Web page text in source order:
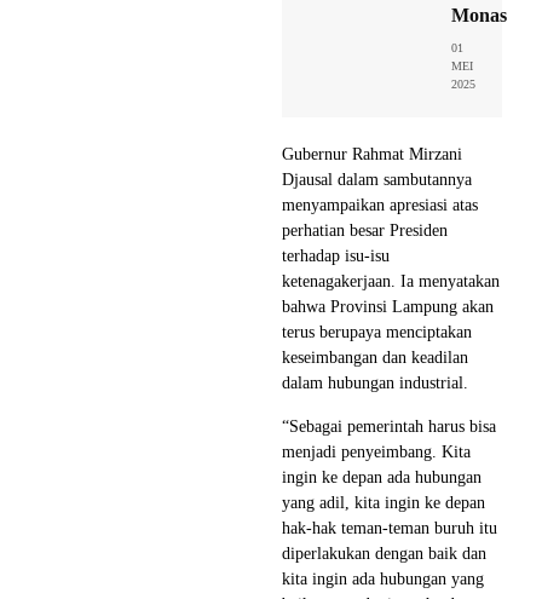
Monas
01
MEI
2025
Gubernur Rahmat Mirzani
Djausal dalam sambutannya
menyampaikan apresiasi atas
perhatian besar Presiden
terhadap isu-isu
ketenagakerjaan. Ia menyatakan
bahwa Provinsi Lampung akan
terus berupaya menciptakan
keseimbangan dan keadilan
dalam hubungan industrial.
“Sebagai pemerintah harus bisa
menjadi penyeimbang. Kita
ingin ke depan ada hubungan
yang adil, kita ingin ke depan
hak-hak teman-teman buruh itu
diperlakukan dengan baik dan
kita ingin ada hubungan yang